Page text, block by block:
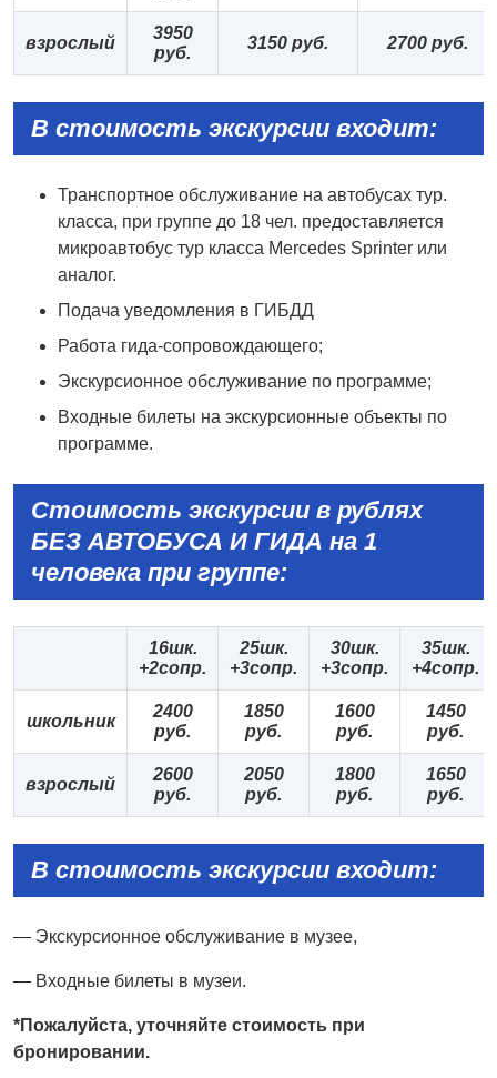
взрослый
3950
руб.
3150 руб. 2700 руб.
В стоимость экскурсии входит:
Транспортное обслуживание на автобусах тур.
класса, при группе до 18 чел. предоставляется
микроавтобус тур класса Mercedes Sprinter или
аналог.
Подача уведомления в ГИБДД
Работа гида-сопровождающего;
Экскурсионное обслуживание по программе;
Входные билеты на экскурсионные объекты по
программе.
Стоимость экскурсии в рублях
БЕЗ АВТОБУСА И ГИДА на 1
человека при группе:
16шк.
+2сопр.
25шк.
+3сопр.
30шк.
+3сопр.
35шк.
+4сопр.
школьник
2400
руб.
1850
руб.
1600
руб.
1450
руб.
взрослый
2600
руб.
2050
руб.
1800
руб.
1650
руб.
В стоимость экскурсии входит:
— Экскурсионное обслуживание в музее,
— Входные билеты в музеи.
*Пожалуйста, уточняйте стоимость при
бронировании.